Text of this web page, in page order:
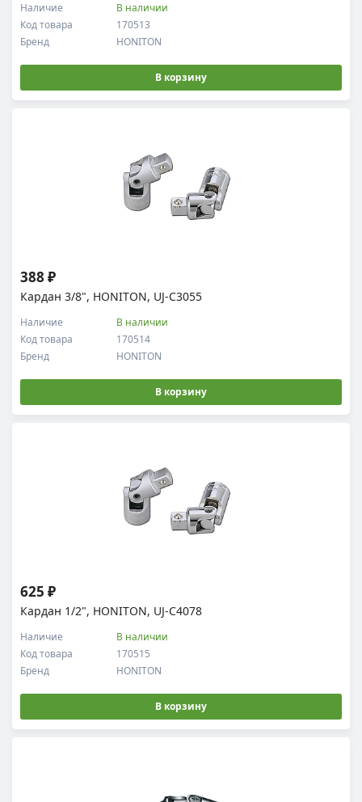
Код товара 170513
Наличие В наличии
Бренд HONITON
В корзину
Кардан 3/8", HONITON, UJ-C3055
Код товара 170514
Наличие В наличии
Бренд HONITON
388 ₽
В корзину
Кардан 1/2", HONITON, UJ-C4078
Код товара 170515
Наличие В наличии
Бренд HONITON
625 ₽
В корзину